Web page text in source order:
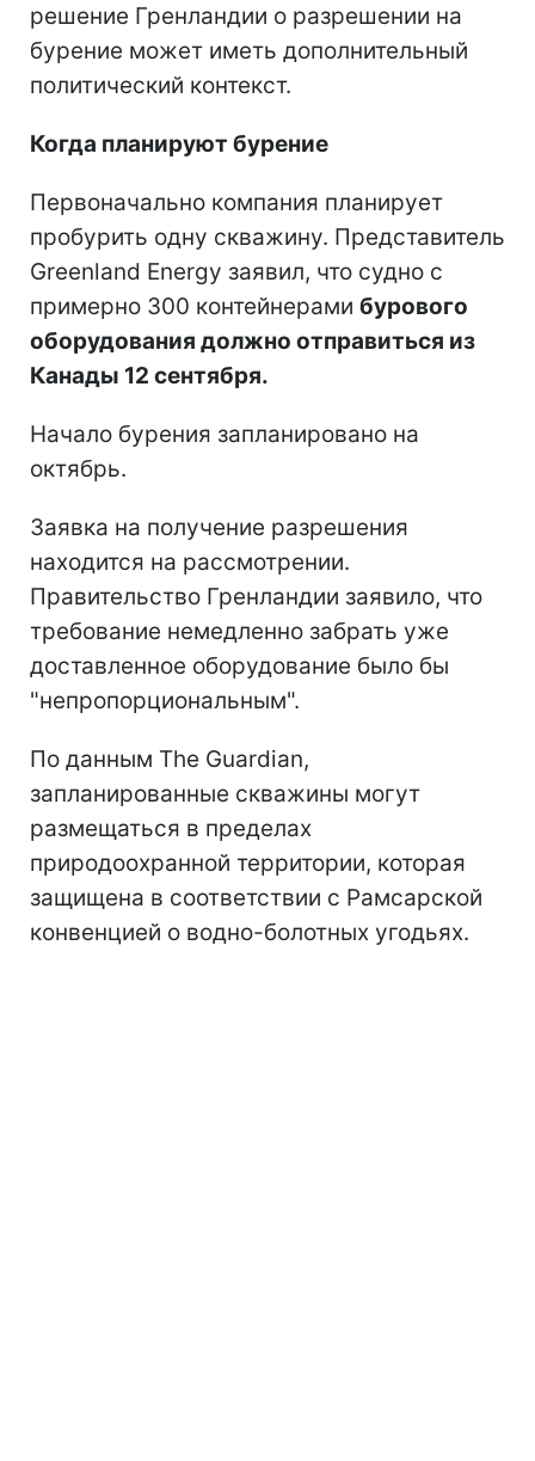
решение Гренландии о разрешении на
бурение может иметь дополнительный
политический контекст.
Когда планируют бурение
Первоначально компания планирует
пробурить одну скважину. Представитель
Greenland Energy заявил, что судно с
примерно 300 контейнерами бурового
оборудования должно отправиться из
Канады 12 сентября.
Начало бурения запланировано на
октябрь.
Заявка на получение разрешения
находится на рассмотрении.
Правительство Гренландии заявило, что
требование немедленно забрать уже
доставленное оборудование было бы
"непропорциональным".
По данным The Guardian,
запланированные скважины могут
размещаться в пределах
природоохранной территории, которая
защищена в соответствии с Рамсарской
конвенцией о водно-болотных угодьях.